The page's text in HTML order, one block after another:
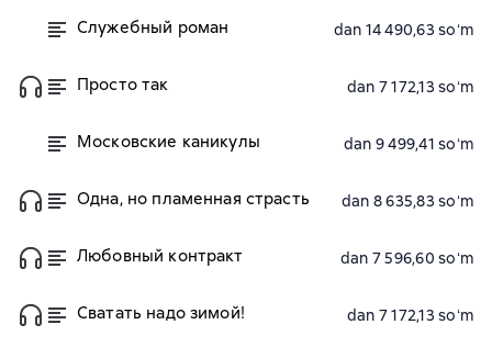
Служебный роман dan 14 490,63 soʻm
Просто так dan 7 172,13 soʻm
Московские каникулы dan 9 499,41 soʻm
Одна, но пламенная страсть dan 8 635,83 soʻm
Любовный контракт dan 7 596,60 soʻm
Сватать надо зимой! dan 7 172,13 soʻm